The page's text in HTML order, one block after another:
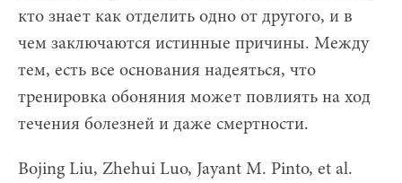
кто знает как отделить одно от другого, и в
чем заключаются истинные причины. Между
тем, есть все основания надеяться, что
тренировка обоняния может повлиять на ход
течения болезней и даже смертности.
Bojing Liu, Zhehui Luo, Jayant M. Pinto, et al.